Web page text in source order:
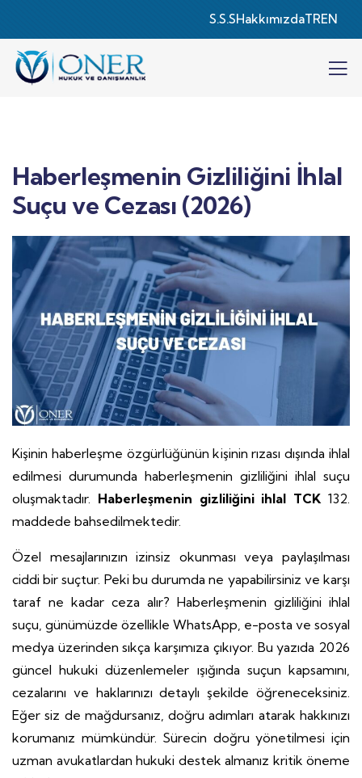
S.S.SHakkımızdaTREN
Haberleşmenin Gizliliğini İhlal
Suçu ve Cezası (2026)
Kişinin haberleşme özgürlüğünün kişinin rızası dışında ihlal
edilmesi durumunda haberleşmenin gizliliğini ihlal suçu
oluşmaktadır. Haberleşmenin gizliliğini ihlal TCK132.
maddede bahsedilmektedir.
Özel mesajlarınızın izinsiz okunması veya paylaşılması
ciddi bir suçtur. Peki bu durumda ne yapabilirsiniz ve karşı
taraf ne kadar ceza alır? Haberleşmenin gizliliğini ihlal
suçu, günümüzde özellikle WhatsApp, e-posta ve sosyal
medya üzerinden sıkça karşımıza çıkıyor. Bu yazıda 2026
güncel hukuki düzenlemeler ışığında suçun kapsamını,
cezalarını ve haklarınızı detaylı şekilde öğreneceksiniz.
Eğer siz de mağdursanız, doğru adımları atarak hakkınızı
korumanız mümkündür. Sürecin doğru yönetilmesi için
uzman avukatlardan hukuki destek almanız kritik öneme